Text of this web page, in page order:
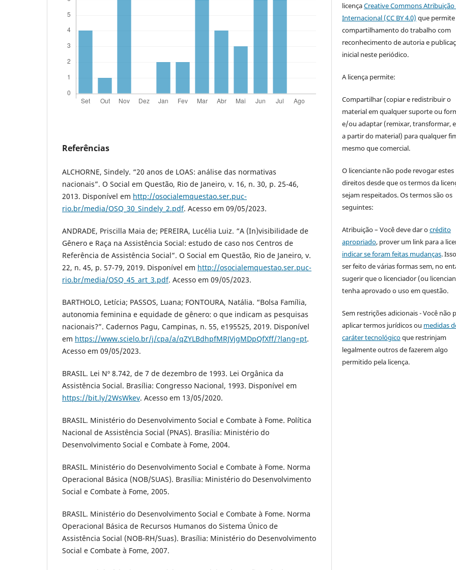
Referências
ALCHORNE, Sindely. “20 anos de LOAS: análise das normativas
nacionais”. O Social em Questão, Rio de Janeiro, v. 16, n. 30, p. 25-46,
2013. Disponível em http://osocialemquestao.ser.puc-
rio.br/media/OSQ_30_Sindely_2.pdf. Acesso em 09/05/2023.
ANDRADE, Priscilla Maia de; PEREIRA, Lucélia Luiz. “A (In)visibilidade de
Gênero e Raça na Assistência Social: estudo de caso nos Centros de
Referência de Assistência Social”. O Social em Questão, Rio de Janeiro, v.
22, n. 45, p. 57-79, 2019. Disponível em http://osocialemquestao.ser.puc-
rio.br/media/OSQ_45_art_3.pdf. Acesso em 09/05/2023.
BARTHOLO, Letícia; PASSOS, Luana; FONTOURA, Natália. “Bolsa Família,
autonomia feminina e equidade de gênero: o que indicam as pesquisas
nacionais?”. Cadernos Pagu, Campinas, n. 55, e195525, 2019. Disponível
em https://www.scielo.br/j/cpa/a/qZYLBdhpfMRJVjgMDpQfXff/?lang=pt.
Acesso em 09/05/2023.
BRASIL. Lei Nº 8.742, de 7 de dezembro de 1993. Lei Orgânica da
Assistência Social. Brasília: Congresso Nacional, 1993. Disponível em
https://bit.ly/2WsWkev. Acesso em 13/05/2020.
BRASIL. Ministério do Desenvolvimento Social e Combate à Fome. Política
Nacional de Assistência Social (PNAS). Brasília: Ministério do
Desenvolvimento Social e Combate à Fome, 2004.
BRASIL. Ministério do Desenvolvimento Social e Combate à Fome. Norma
Operacional Básica (NOB/SUAS). Brasília: Ministério do Desenvolvimento
Social e Combate à Fome, 2005.
BRASIL. Ministério do Desenvolvimento Social e Combate à Fome. Norma
Operacional Básica de Recursos Humanos do Sistema Único de
Assistência Social (NOB-RH/Suas). Brasília: Ministério do Desenvolvimento
Social e Combate à Fome, 2007.
licençaCreative Commons Atribuição
Internacional (CC BY 4.0) que
compartilhamento do trabalho com
reconhecimento de autoria e
inicial neste periódico.
A licença permite:
Compartilhar (copiar e redistribuir o
material em qualquer suporte ou
e/ou adaptar (remixar, transformar,
a partir do material) para qualquer
mesmo que comercial.
O licenciante não pode revogar estes
direitos desde que os termos da
sejam respeitados. Os termos são os
seguintes:
Atribuição – Você deve dar ocrédito
apropriado, prover um link para a
indicar se foram feitas mudanças.
ser feito de várias formas sem, no
sugerir que o licenciador (ou
tenha aprovado o uso em questão.
Sem restrições adicionais - Você não
aplicar termos jurídicos ou medidas
caráter tecnológicoque restrinjam
legalmente outros de fazerem algo
permitido pela licença.